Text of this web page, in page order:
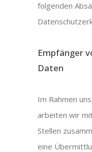
folgenden
Empfänger
Daten
Im Rahmen
arbeiten wir
Stellen
eine